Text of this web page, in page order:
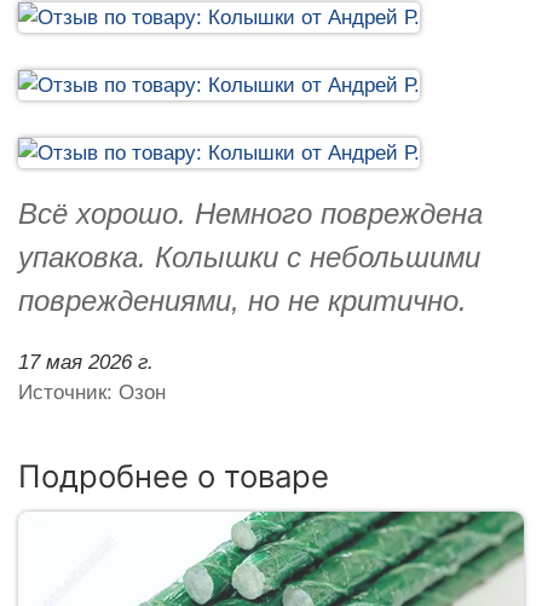
Всё хорошо. Немного повреждена
упаковка. Колышки с небольшими
повреждениями, но не критично.
17 мая 2026 г.
Источник: Озон
Подробнее о товаре